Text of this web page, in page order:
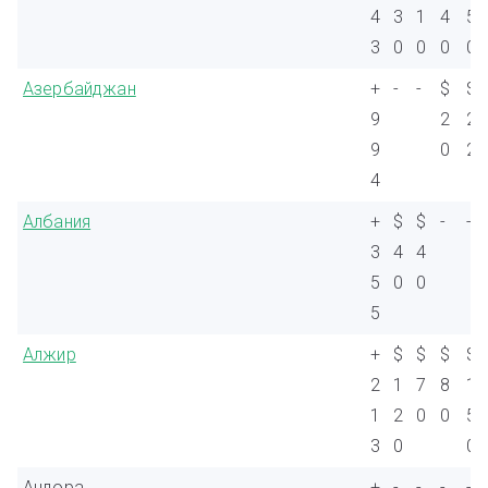
4
3
3
0
1
0
4
0
5
0
Азербайджан
+
9
9
4
- -
$
2
0
$
2
2
Албания
+
3
5
5
$
4
0
$
4
0
- -
Алжир
+
2
1
3
$
1
2
0
$
7
0
$
8
0
$
1
5
0